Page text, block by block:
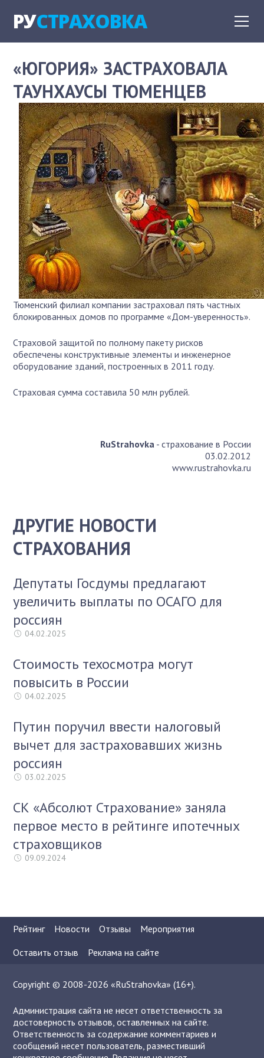
РУСТРАХОВКА
«ЮГОРИЯ» ЗАСТРАХОВАЛА
ТАУНХАУСЫ ТЮМЕНЦЕВ
Тюменский филиал компании застраховал пять частных
блокированных домов по программе «Дом-уверенность».
Страховой защитой по полному пакету рисков
обеспечены конструктивные элементы и инженерное
оборудование зданий, построенных в 2011 году.
Страховая сумма составила 50 млн рублей.
RuStrahovka- страхование в России
03.02.2012
www.rustrahovka.ru
ДРУГИЕ НОВОСТИ
СТРАХОВАНИЯ
Депутаты Госдумы предлагают
увеличить выплаты по ОСАГО для
россиян
04.02.2025
Стоимость техосмотра могут
повысить в России
04.02.2025
Путин поручил ввести налоговый
вычет для застраховавших жизнь
россиян
03.02.2025
СК «Абсолют Страхование» заняла
первое место в рейтинге ипотечных
страховщиков
09.09.2024
Рейтинг Новости Отзывы
Мероприятия
Оставить отзыв
Реклама на сайте
Copyright © 2008-2026 «RuStrahovka» (16+).
Администрация сайта не несет ответственность за
достоверность отзывов, оставленных на сайте.
Ответственность за содержание комментариев и
сообщений несет пользователь, разместивший